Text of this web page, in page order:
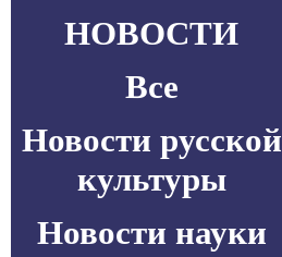
НОВОСТИ
Все
Новости русской
культуры
Новости науки